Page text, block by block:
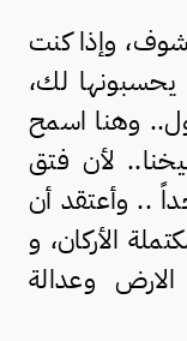
وإذا كنت
لك،
وهنا اسمح
لأن فتق
.. وأعتقد أن
الأركان، و
وعدالة